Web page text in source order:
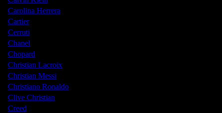
Carolina Herrera
Cartier
Cerruti
Chanel
Chopard
Christian Lacroix
Christian Messi
Christiano Ronaldo
Clive Christian
Creed